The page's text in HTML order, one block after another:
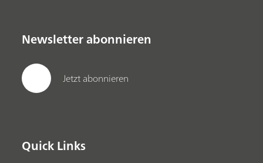
Newsletter abonnieren
Jetzt abonnieren
Quick Links